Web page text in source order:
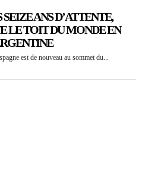
ANS D’ATTENTE,
LE TOIT DU MONDE EN
est de nouveau au sommet du...